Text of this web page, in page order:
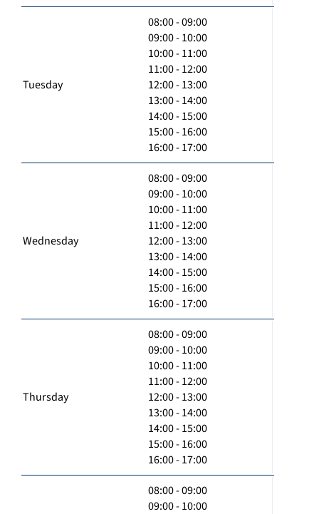
Tuesday
08:00 - 09:00
09:00 - 10:00
10:00 - 11:00
11:00 - 12:00
12:00 - 13:00
13:00 - 14:00
14:00 - 15:00
15:00 - 16:00
16:00 - 17:00
Wednesday
08:00 - 09:00
09:00 - 10:00
10:00 - 11:00
11:00 - 12:00
12:00 - 13:00
13:00 - 14:00
14:00 - 15:00
15:00 - 16:00
16:00 - 17:00
Thursday
08:00 - 09:00
09:00 - 10:00
10:00 - 11:00
11:00 - 12:00
12:00 - 13:00
13:00 - 14:00
14:00 - 15:00
15:00 - 16:00
16:00 - 17:00
08:00 - 09:00
09:00 - 10:00